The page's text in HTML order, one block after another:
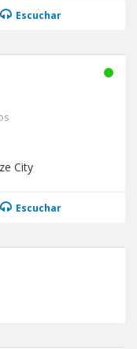
Escuchar
City
Escuchar